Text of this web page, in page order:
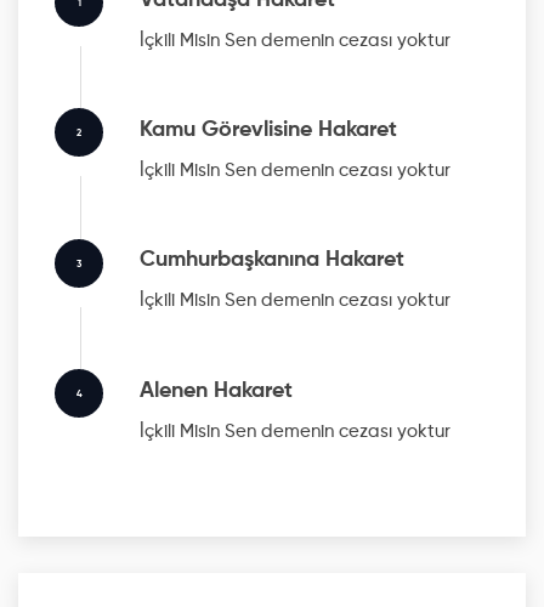
1
İçkili Misin Sen demenin cezası yoktur
2 Kamu Görevlisine Hakaret
İçkili Misin Sen demenin cezası yoktur
3 Cumhurbaşkanına Hakaret
İçkili Misin Sen demenin cezası yoktur
4 Alenen Hakaret
İçkili Misin Sen demenin cezası yoktur